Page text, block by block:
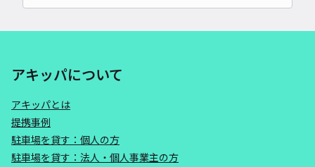
アキッパについて
アキッパとは
提携事例
駐車場を貸す：個人の方
駐車場を貸す：法人・個人事業主の方